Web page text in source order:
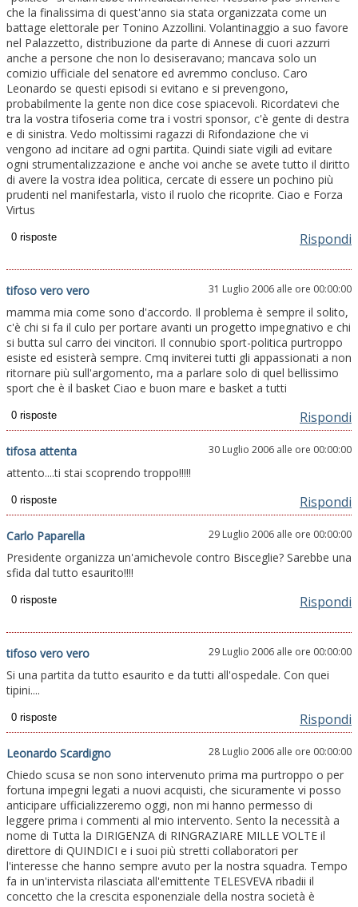
che la finalissima di quest'anno sia stata organizzata come un
battage elettorale per Tonino Azzollini. Volantinaggio a suo favore
nel Palazzetto, distribuzione da parte di Annese di cuori azzurri
anche a persone che non lo desiseravano; mancava solo un
comizio ufficiale del senatore ed avremmo concluso. Caro
Leonardo se questi episodi si evitano e si prevengono,
probabilmente la gente non dice cose spiacevoli. Ricordatevi che
tra la vostra tifoseria come tra i vostri sponsor, c'è gente di destra
e di sinistra. Vedo moltissimi ragazzi di Rifondazione che vi
vengono ad incitare ad ogni partita. Quindi siate vigili ad evitare
ogni strumentalizzazione e anche voi anche se avete tutto il diritto
di avere la vostra idea politica, cercate di essere un pochino più
prudenti nel manifestarla, visto il ruolo che ricoprite. Ciao e Forza
Virtus
Rispondi
tifoso vero vero 31 Luglio 2006 alle ore 00:00:00
mamma mia come sono d'accordo. Il problema è sempre il solito,
c'è chi si fa il culo per portare avanti un progetto impegnativo e chi
si butta sul carro dei vincitori. Il connubio sport-politica purtroppo
esiste ed esisterà sempre. Cmq inviterei tutti gli appassionati a non
ritornare più sull'argomento, ma a parlare solo di quel bellissimo
sport che è il basket Ciao e buon mare e basket a tutti
Rispondi
tifosa attenta 30 Luglio 2006 alle ore 00:00:00
attento....ti stai scoprendo troppo!!!!!
Rispondi
Carlo Paparella 29 Luglio 2006 alle ore 00:00:00
Presidente organizza un'amichevole contro Bisceglie? Sarebbe una
sfida dal tutto esaurito!!!!
Rispondi
tifoso vero vero 29 Luglio 2006 alle ore 00:00:00
Si una partita da tutto esaurito e da tutti all'ospedale. Con quei
tipini....
Rispondi
Leonardo Scardigno 28 Luglio 2006 alle ore 00:00:00
Chiedo scusa se non sono intervenuto prima ma purtroppo o per
fortuna impegni legati a nuovi acquisti, che sicuramente vi posso
anticipare ufficializzeremo oggi, non mi hanno permesso di
leggere prima i commenti al mio intervento. Sento la necessità a
nome di Tutta la DIRIGENZA di RINGRAZIARE MILLE VOLTE il
direttore di QUINDICI e i suoi più stretti collaboratori per
l'interesse che hanno sempre avuto per la nostra squadra. Tempo
fa in un'intervista rilasciata all'emittente TELESVEVA ribadii il
concetto che la crescita esponenziale della nostra società è